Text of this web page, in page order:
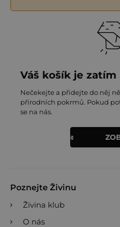
Váš košík je zatím
Nečekejte a přidejte do něj
přírodních pokrmů. Pokud
se na nás.
Poznejte Živinu
Živina klub
O nás